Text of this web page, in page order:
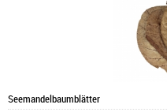
Seemandelbaumblätter